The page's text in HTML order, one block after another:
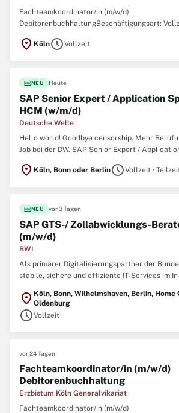
Fachteamkoordinator/in (m/w/d)
DebitorenbuchhaltungBeschäftigungsart:
sofortBewerbungsfrist: 11.08.2026mit einem
location_on KölnscheduleVollzeit
fiber_newNEU Heute
SAP Senior Expert / Application
HCM (w/m/d)
Deutsche Welle
Hello world! Goodbye censorship. Mehr
Job bei der DW. SAP Senior Expert /
(w/m/d)Wir suchen für die Distribution,
am Standort Bonn oder Berlin zum 1. Oktober
location_on Köln, Bonn oder BerlinscheduleVollzeit ·
fiber_newNEU vor 3 Tagen
SAP GTS-/ Zollabwicklungs-
(m/w/d)
BWI
Als primärer Digitalisierungspartner der
stabile, sichere und effiziente IT-Services im
kontinuierlichen Erhöhung der Führungs- und
Bundeswehr bei. Mit über 8.000 Kolleg*innen ...
location_on Köln, Bonn, Wilhelmshaven, Berlin, Home
Oldenburg
scheduleVollzeit
vor 24 Tagen
Fachteamkoordinator/in (m/w/d)
Debitorenbuchhaltung
Erzbistum Köln Generalvikariat
Fachteamkoordinator/in (m/w/d)